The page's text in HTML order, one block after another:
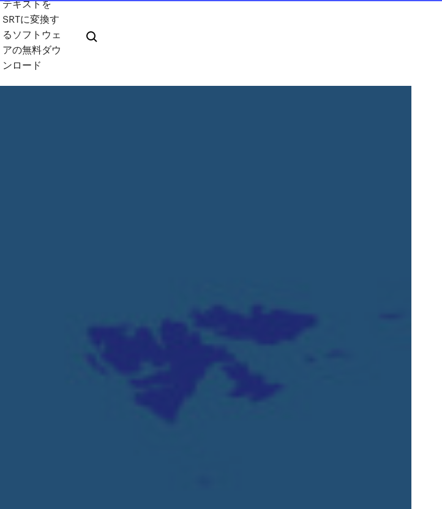
テキストを
SRTに変換す
るソフトウェ
アの無料ダウ
ンロード